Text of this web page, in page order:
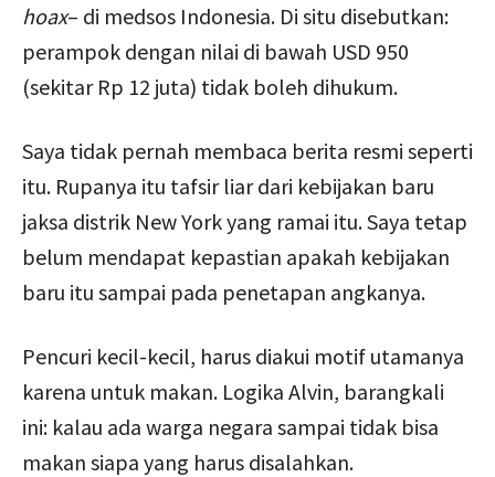
hoax– di medsos Indonesia. Di situ disebutkan:
perampok dengan nilai di bawah USD 950
(sekitar Rp 12 juta) tidak boleh dihukum.
Saya tidak pernah membaca berita resmi seperti
itu. Rupanya itu tafsir liar dari kebijakan baru
jaksa distrik New York yang ramai itu. Saya tetap
belum mendapat kepastian apakah kebijakan
baru itu sampai pada penetapan angkanya.
Pencuri kecil-kecil, harus diakui motif utamanya
karena untuk makan. Logika Alvin, barangkali
ini: kalau ada warga negara sampai tidak bisa
makan siapa yang harus disalahkan.